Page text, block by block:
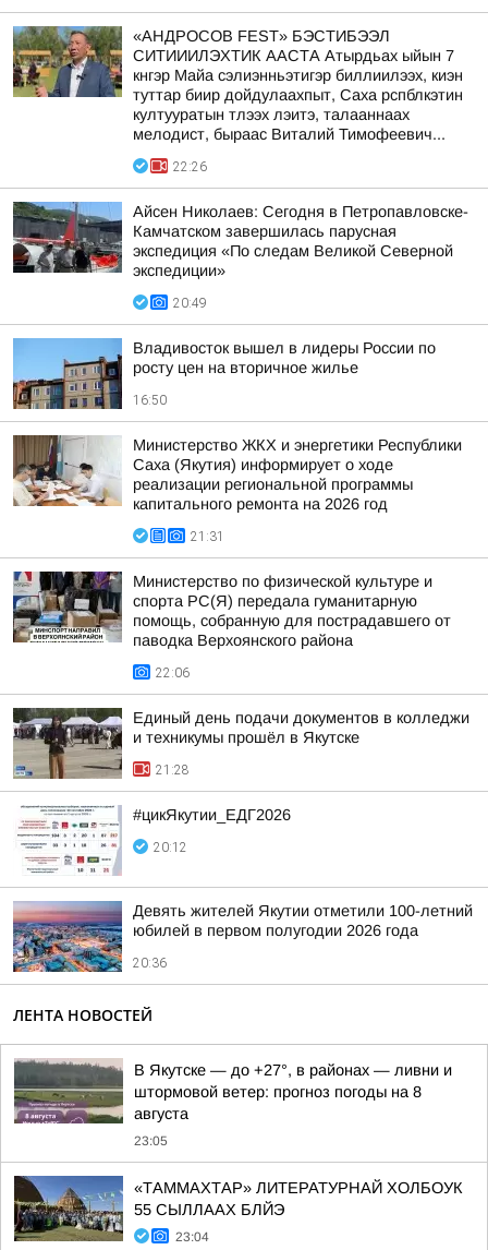
«АНДРОСОВ FEST» БЭСТИБЭЭЛ
СИТИИИЛЭХТИК ААСТА Атырдьах ыйын 7
кнгэр Майа сэлиэнньэтигэр биллиилээх, киэн
туттар биир дойдулаахпыт, Саха рспблкэтин
култууратын тлээх лэитэ, талааннаах
мелодист, быраас Виталий Тимофеевич...
22:26
Айсен Николаев: Сегодня в Петропавловске-
Камчатском завершилась парусная
экспедиция «По следам Великой Северной
экспедиции»
20:49
Владивосток вышел в лидеры России по
росту цен на вторичное жилье
16:50
Министерство ЖКХ и энергетики Республики
Саха (Якутия) информирует о ходе
реализации региональной программы
капитального ремонта на 2026 год
21:31
Министерство по физической культуре и
спорта РС(Я) передала гуманитарную
помощь, собранную для пострадавшего от
паводка Верхоянского района
22:06
Единый день подачи документов в колледжи
и техникумы прошёл в Якутске
21:28
#цикЯкутии_ЕДГ2026
20:12
Девять жителей Якутии отметили 100-летний
юбилей в первом полугодии 2026 года
20:36
ЛЕНТА НОВОСТЕЙ
В Якутске — до +27°, в районах — ливни и
штормовой ветер: прогноз погоды на 8
августа
23:05
«ТАММАХТАР» ЛИТЕРАТУРНАЙ ХОЛБОУК
55 СЫЛЛААХ БЛЙЭ
23:04